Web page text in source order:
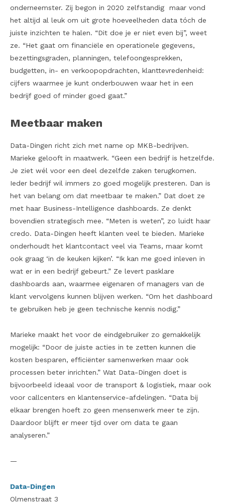
onderneemster. Zij begon in 2020 zelfstandig maar vond
het altijd al leuk om uit grote hoeveelheden data tóch de
juiste inzichten te halen. “Dit doe je er niet even bij”, weet
ze. “Het gaat om financiële en operationele gegevens,
bezettingsgraden, planningen, telefoongesprekken,
budgetten, in- en verkoopopdrachten, klanttevredenheid:
cijfers waarmee je kunt onderbouwen waar het in een
bedrijf goed of minder goed gaat.”
Meetbaar maken
Data-Dingen richt zich met name op MKB-bedrijven.
Marieke gelooft in maatwerk. “Geen een bedrijf is hetzelfde.
Je ziet wél voor een deel dezelfde zaken terugkomen.
Ieder bedrijf wil immers zo goed mogelijk presteren. Dan is
het van belang om dat meetbaar te maken.” Dat doet ze
met haar Business-Intelligence dashboards. Ze denkt
bovendien strategisch mee. “Meten is weten”, zo luidt haar
credo. Data-Dingen heeft klanten veel te bieden. Marieke
onderhoudt het klantcontact veel via Teams, maar komt
ook graag ‘in de keuken kijken’. “Ik kan me goed inleven in
wat er in een bedrijf gebeurt.” Ze levert pasklare
dashboards aan, waarmee eigenaren of managers van de
klant vervolgens kunnen blijven werken. “Om het dashboard
te gebruiken heb je geen technische kennis nodig.”
Marieke maakt het voor de eindgebruiker zo gemakkelijk
mogelijk: “Door de juiste acties in te zetten kunnen die
kosten besparen, efficiënter samenwerken maar ook
processen beter inrichten.” Wat Data-Dingen doet is
bijvoorbeeld ideaal voor de transport & logistiek, maar ook
voor callcenters en klantenservice-afdelingen. “Data bij
elkaar brengen hoeft zo geen mensenwerk meer te zijn.
Daardoor blijft er meer tijd over om data te gaan
analyseren.”
—
Data-Dingen
Olmenstraat 3